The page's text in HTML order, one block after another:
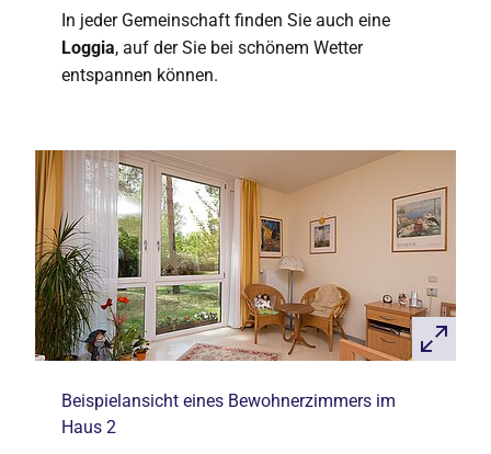
In jeder Gemeinschaft finden Sie auch eine
Loggia, auf der Sie bei schönem Wetter
entspannen können.
Beispielansicht eines Bewohnerzimmers im
Haus 2